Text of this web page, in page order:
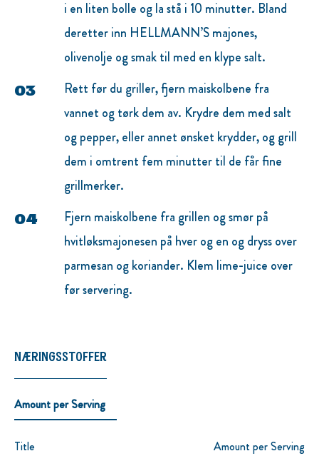
i en liten bolle og la stå i 10 minutter. Bland
deretter inn HELLMANN’S majones,
olivenolje og smak til med en klype salt.
Rett før du griller, fjern maiskolbene fra
vannet og tørk dem av. Krydre dem med salt
og pepper, eller annet ønsket krydder, og grill
dem i omtrent fem minutter til de får fine
grillmerker.
Fjern maiskolbene fra grillen og smør på
hvitløksmajonesen på hver og en og dryss over
parmesan og koriander. Klem lime-juice over
før servering.
NÆRINGSSTOFFER
Amount per Serving
Title Amount per Serving